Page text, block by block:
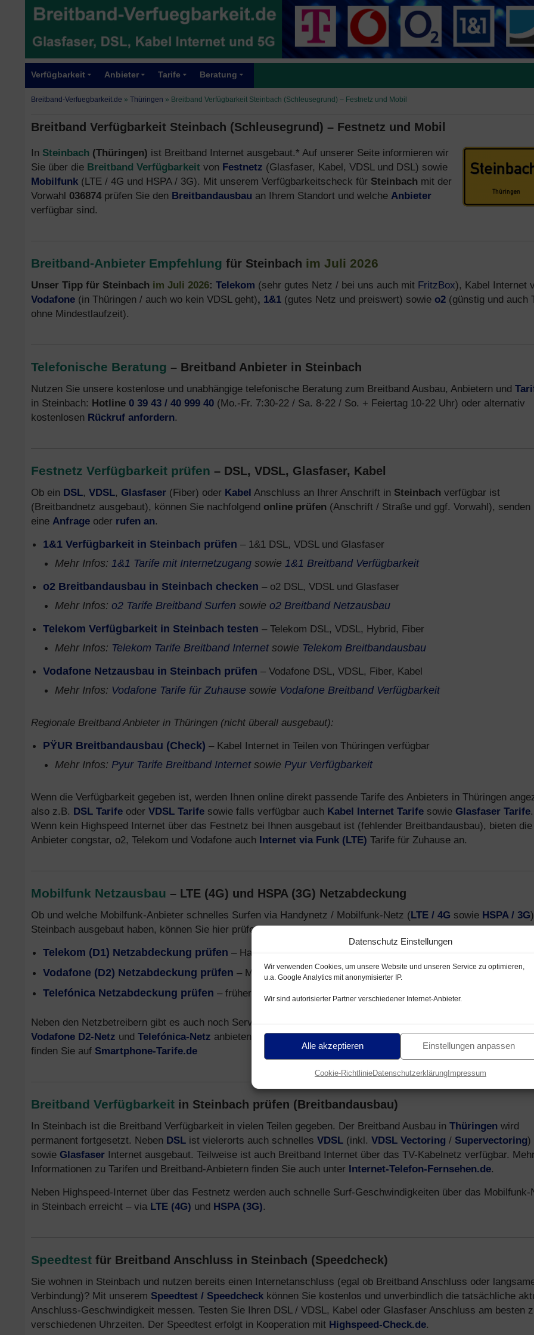
Datenschutz Einstellungen
Wir verwenden Cookies, um unsere Website und unseren Service zu optimieren,
u.a. Google Analytics mit anonymisierter IP.
Wir sind autorisierter Partner verschiedener Internet-Anbieter.
Alle akzeptieren Einstellungen anpassen
Cookie-RichtlinieDatenschutzerklärungImpressum
Verfügbarkeit Anbieter Tarife Beratung
Breitband-Verfuegbarkeit.de » Thüringen » Breitband Verfügbarkeit Steinbach (Schleusegrund) – Festnetz und Mobil
Breitband Verfügbarkeit Steinbach (Schleusegrund) – Festnetz und Mobil
In Steinbach (Thüringen) ist Breitband Internet ausgebaut.* Auf unserer Seite informieren wir
Sie über die Breitband Verfügbarkeit von Festnetz (Glasfaser, Kabel, VDSL und DSL) sowie
Mobilfunk (LTE / 4G und HSPA / 3G). Mit unserem Verfügbarkeitscheck für Steinbach mit der
Vorwahl 036874 prüfen Sie den Breitbandausbau an Ihrem Standort und welche Anbieter
verfügbar sind.
Breitband-Anbieter Empfehlung für Steinbach im Juli 2026
Unser Tipp für Steinbach im Juli 2026: Telekom (sehr gutes Netz / bei uns auch mit FritzBox), Kabel Internet
Vodafone (in Thüringen / auch wo kein VDSL geht), 1&1 (gutes Netz und preiswert) sowie o2 (günstig und auch
ohne Mindestlaufzeit).
Telefonische Beratung – Breitband Anbieter in Steinbach
Nutzen Sie unsere kostenlose und unabhängige telefonische Beratung zum Breitband Ausbau, Anbietern und
in Steinbach: Hotline 0 39 43 / 40 999 40 (Mo.-Fr. 7:30-22 / Sa. 8-22 / So. + Feiertag 10-22 Uhr) oder alternativ
kostenlosen Rückruf anfordern.
Festnetz Verfügbarkeit prüfen – DSL, VDSL, Glasfaser, Kabel
Ob ein DSL, VDSL, Glasfaser (Fiber) oder Kabel Anschluss an Ihrer Anschrift in Steinbach verfügbar ist
(Breitbandnetz ausgebaut), können Sie nachfolgend online prüfen (Anschrift / Straße und ggf. Vorwahl), senden
eine Anfrage oder rufen an.
1&1 Verfügbarkeit in Steinbach prüfen – 1&1 DSL, VDSL und Glasfaser
Mehr Infos: 1&1 Tarife mit Internetzugang sowie 1&1 Breitband Verfügbarkeit
o2 Breitbandausbau in Steinbach checken – o2 DSL, VDSL und Glasfaser
Mehr Infos: o2 Tarife Breitband Surfen sowie o2 Breitband Netzausbau
Telekom Verfügbarkeit in Steinbach testen – Telekom DSL, VDSL, Hybrid, Fiber
Mehr Infos: Telekom Tarife Breitband Internetsowie Telekom Breitbandausbau
Vodafone Netzausbau in Steinbach prüfen – Vodafone DSL, VDSL, Fiber, Kabel
Mehr Infos: Vodafone Tarife für Zuhause sowie Vodafone Breitband Verfügbarkeit
Regionale Breitband Anbieter in Thüringen (nicht überall ausgebaut):
PŸUR Breitbandausbau (Check) – Kabel Internet in Teilen von Thüringen verfügbar
Mehr Infos: Pyur Tarife Breitband Internetsowie Pyur Verfügbarkeit
Wenn die Verfügbarkeit gegeben ist, werden Ihnen online direkt passende Tarife des Anbieters in Thüringen
also z.B. DSL Tarife oder VDSL Tarife sowie falls verfügbar auch Kabel Internet Tarife sowie Glasfaser Tarife.
Wenn kein Highspeed Internet über das Festnetz bei Ihnen ausgebaut ist (fehlender Breitbandausbau), bieten die
Anbieter congstar, o2, Telekom und Vodafone auch Internet via Funk (LTE) Tarife für Zuhause an.
Mobilfunk Netzausbau – LTE (4G) und HSPA (3G) Netzabdeckung
Ob und welche Mobilfunk-Anbieter schnelles Surfen via Handynetz / Mobilfunk-Netz (LTE / 4G sowie HSPA / 3G
Steinbach ausgebaut haben, können Sie hier prüfen:
Telekom (D1) Netzabdeckung prüfen – Handynetz mit LTE / HSPA
Vodafone (D2) Netzabdeckung prüfen – Mobilfunk-Netz LTE / HSPA
Telefónica Netzabdeckung prüfen – früher o2- und E-Plus Netz
Neben den Netzbetreibern gibt es auch noch Service-Provider, welche Handytarife über das
Vodafone D2-Netz und Telefónica-Netz anbieten. Informationen zu Mobilfunk Anbietern, Tarifen und
finden Sie auf Smartphone-Tarife.de
Breitband Verfügbarkeit in Steinbach prüfen (Breitbandausbau)
In Steinbach ist die Breitband Verfügbarkeit in vielen Teilen gegeben. Der Breitband Ausbau in Thüringen wird
permanent fortgesetzt. Neben DSL ist vielerorts auch schnelles VDSL (inkl. VDSL Vectoring / Supervectoring)
sowie Glasfaser Internet ausgebaut. Teilweise ist auch Breitband Internet über das TV-Kabelnetz verfügbar. Mehr
Informationen zu Tarifen und Breitband-Anbietern finden Sie auch unter Internet-Telefon-Fernsehen.de.
Neben Highspeed-Internet über das Festnetz werden auch schnelle Surf-Geschwindigkeiten über das Mobilfunk-
in Steinbach erreicht – via LTE (4G) und HSPA (3G).
Speedtest für Breitband Anschluss in Steinbach (Speedcheck)
Sie wohnen in Steinbach und nutzen bereits einen Internetanschluss (egal ob Breitband Anschluss oder
Verbindung)? Mit unserem Speedtest / Speedcheck können Sie kostenlos und unverbindlich die tatsächliche
Anschluss-Geschwindigkeit messen. Testen Sie Ihren DSL / VDSL, Kabel oder Glasfaser Anschluss am besten
verschiedenen Uhrzeiten. Der Speedtest erfolgt in Kooperation mit Highspeed-Check.de.